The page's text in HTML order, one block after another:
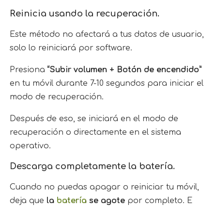
Reinicia usando la recuperación.
Este método no afectará a tus datos de usuario,
solo lo reiniciará por software.
Presiona “Subir volumen + Botón de encendido”
en tu móvil durante 7-10 segundos para iniciar el
modo de recuperación.
Después de eso, se iniciará en el modo de
recuperación o directamente en el sistema
operativo.
Descarga completamente la batería.
Cuando no puedas apagar o reiniciar tu móvil,
deja que la batería se agote por completo. E